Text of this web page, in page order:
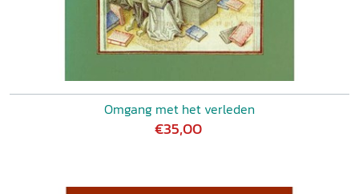
Omgang met het verleden
€35,00